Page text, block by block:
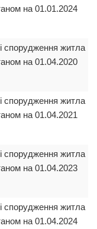
на 01.01.2024
спорудження житла
на 01.04.2020
спорудження житла
на 01.04.2021
спорудження житла
на 01.04.2023
спорудження житла
на 01.04.2024